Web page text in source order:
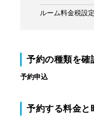
ルーム料金税設定
予約の種類を確
予約申込
予約する料金と